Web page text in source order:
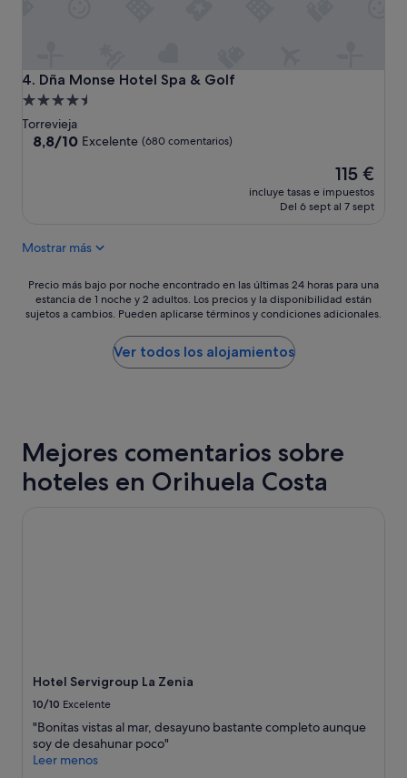
q
e
s
s
a
a
4. Dña Monse Hotel Spa & Golf
Dña Monse Hotel Spa & Golf
Alojamiento
de
4.5 estrellas
Torrevieja
8.8
8,8/10 Excelente (680 comentarios)
El
precio
actual
115 €
incluye tasas e impuestos
Del 6 sept al 7 sept
Mostrar más
Precio
más
bajo
para
una
estancia
Pueden
aplicarse
términos
Precio más bajo por noche encontrado en las últimas 24 horas para una
estancia de 1 noche y 2 adultos. Los precios y la disponibilidad están
sujetos a cambios. Pueden aplicarse términos y condiciones adicionales.
Ver todos los alojamientos
Mejores comentarios sobre
hoteles en Orihuela Costa
Hotel Servigroup La Zenia
10/10 Excelente
"Bonitas vistas al mar, desayuno bastante completo aunque
soy de desahunar poco"
Leer menos